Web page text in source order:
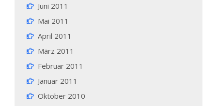
Juni 2011
Mai 2011
April 2011
März 2011
Februar 2011
Januar 2011
Oktober 2010